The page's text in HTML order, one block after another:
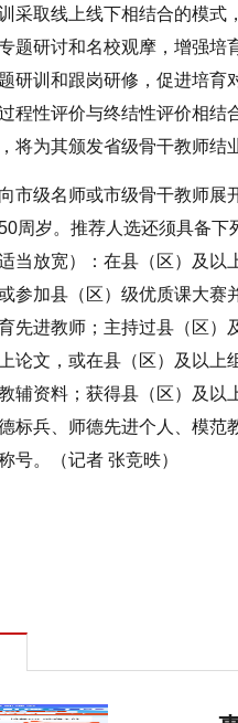
采取线上线下相结合的模式
题研讨和名校观摩，增强培
研训和跟岗研修，促进培育
程性评价与终结性评价相结
将为其颁发省级骨干教师结
市级名师或市级骨干教师展
周岁。推荐人选还须具备
当放宽）：在县（区）及以
参加县（区）级优质课大
先进教师；主持过县（区
论文，或在县（区）及以上
辅资料；获得县（区）及
标兵、师德先进个人、模
号。（记者 张竞昳）